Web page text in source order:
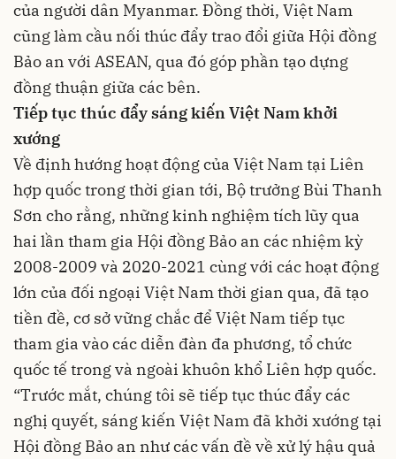
của người dân Myanmar. Đồng thời, Việt Nam
cũng làm cầu nối thúc đẩy trao đổi giữa Hội đồng
Bảo an với ASEAN, qua đó góp phần tạo dựng
đồng thuận giữa các bên.
Tiếp tục thúc đẩy sáng kiến Việt Nam khởi
xướng
Về định hướng hoạt động của Việt Nam tại Liên
hợp quốc trong thời gian tới, Bộ trưởng Bùi Thanh
Sơn cho rằng, những kinh nghiệm tích lũy qua
hai lần tham gia Hội đồng Bảo an các nhiệm kỳ
2008-2009 và 2020-2021 cùng với các hoạt động
lớn của đối ngoại Việt Nam thời gian qua, đã tạo
tiền đề, cơ sở vững chắc để Việt Nam tiếp tục
tham gia vào các diễn đàn đa phương, tổ chức
quốc tế trong và ngoài khuôn khổ Liên hợp quốc.
“Trước mắt, chúng tôi sẽ tiếp tục thúc đẩy các
nghị quyết, sáng kiến Việt Nam đã khởi xướng tại
Hội đồng Bảo an như các vấn đề về xử lý hậu quả